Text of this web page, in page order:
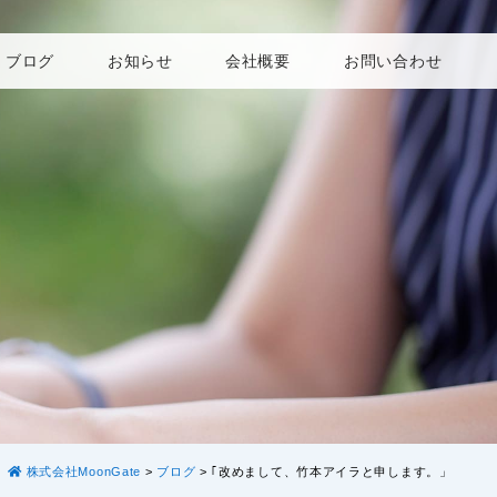
ブログ お知らせ 会社概要 お問い合わせ
株式会社MoonGate > ブログ > ｢改めまして、竹本アイラと申します。」